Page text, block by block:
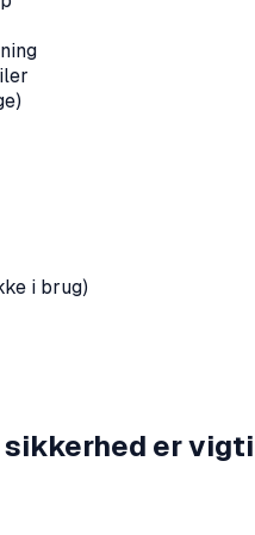
i brug)
sikkerhed er